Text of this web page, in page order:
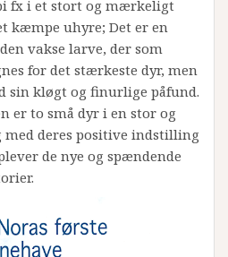
fx i et stort og mærkeligt
kæmpe uhyre; Det er en
vakse larve, der som
for det stærkeste dyr, men
sin kløgt og finurlige påfund.
er to små dyr i en stor og
med deres positive indstilling
de nye og spændende